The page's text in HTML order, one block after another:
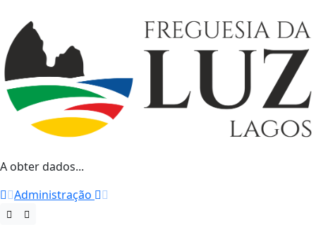
A obter dados...
Administração